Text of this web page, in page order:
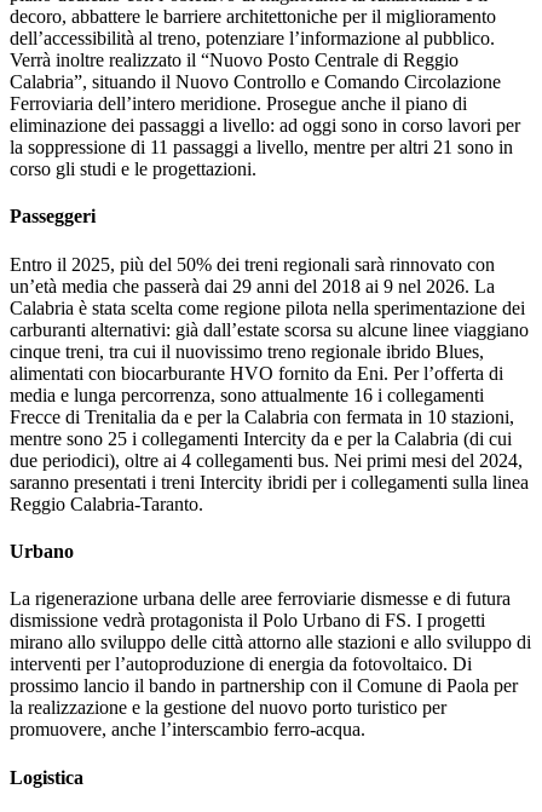
decoro, abbattere le barriere architettoniche per il miglioramento
dell’accessibilità al treno, potenziare l’informazione al pubblico.
Verrà inoltre realizzato il “Nuovo Posto Centrale di Reggio
Calabria”, situando il Nuovo Controllo e Comando Circolazione
Ferroviaria dell’intero meridione. Prosegue anche il piano di
eliminazione dei passaggi a livello: ad oggi sono in corso lavori per
la soppressione di 11 passaggi a livello, mentre per altri 21 sono in
corso gli studi e le progettazioni.
Passeggeri
Entro il 2025, più del 50% dei treni regionali sarà rinnovato con
un’età media che passerà dai 29 anni del 2018 ai 9 nel 2026. La
Calabria è stata scelta come regione pilota nella sperimentazione dei
carburanti alternativi: già dall’estate scorsa su alcune linee viaggiano
cinque treni, tra cui il nuovissimo treno regionale ibrido Blues,
alimentati con biocarburante HVO fornito da Eni. Per l’offerta di
media e lunga percorrenza, sono attualmente 16 i collegamenti
Frecce di Trenitalia da e per la Calabria con fermata in 10 stazioni,
mentre sono 25 i collegamenti Intercity da e per la Calabria (di cui
due periodici), oltre ai 4 collegamenti bus. Nei primi mesi del 2024,
saranno presentati i treni Intercity ibridi per i collegamenti sulla linea
Reggio Calabria-Taranto.
Urbano
La rigenerazione urbana delle aree ferroviarie dismesse e di futura
dismissione vedrà protagonista il Polo Urbano di FS. I progetti
mirano allo sviluppo delle città attorno alle stazioni e allo sviluppo di
interventi per l’autoproduzione di energia da fotovoltaico. Di
prossimo lancio il bando in partnership con il Comune di Paola per
la realizzazione e la gestione del nuovo porto turistico per
promuovere, anche l’interscambio ferro-acqua.
Logistica